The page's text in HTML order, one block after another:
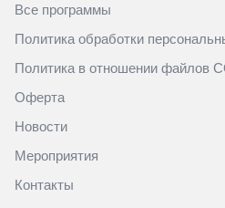
Все программы
Политика обработки
Политика в отношении файлов
Оферта
Новости
Мероприятия
Контакты